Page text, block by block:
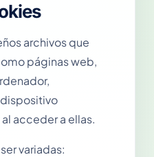
archivos que
páginas web,
acceder a ellas.
variadas: